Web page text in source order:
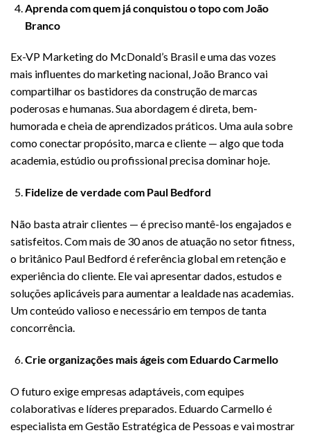
Aprenda com quem já conquistou o topo com João
Branco
Ex-VP Marketing do McDonald’s Brasil e uma das vozes
mais influentes do marketing nacional, João Branco vai
compartilhar os bastidores da construção de marcas
poderosas e humanas. Sua abordagem é direta, bem-
humorada e cheia de aprendizados práticos. Uma aula sobre
como conectar propósito, marca e cliente — algo que toda
academia, estúdio ou profissional precisa dominar hoje.
Fidelize de verdade com Paul Bedford
Não basta atrair clientes — é preciso mantê-los engajados e
satisfeitos. Com mais de 30 anos de atuação no setor fitness,
o britânico Paul Bedford é referência global em retenção e
experiência do cliente. Ele vai apresentar dados, estudos e
soluções aplicáveis para aumentar a lealdade nas academias.
Um conteúdo valioso e necessário em tempos de tanta
concorrência.
Crie organizações mais ágeis com Eduardo Carmello
O futuro exige empresas adaptáveis, com equipes
colaborativas e líderes preparados. Eduardo Carmello é
especialista em Gestão Estratégica de Pessoas e vai mostrar